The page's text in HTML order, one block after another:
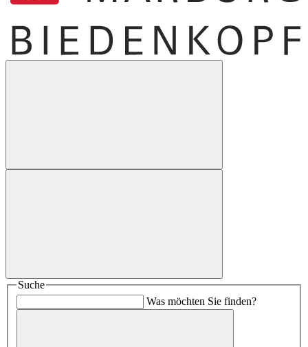
Suche
Was möchten Sie finden?